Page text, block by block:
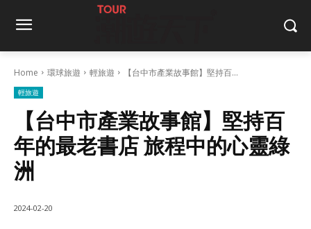
Home 環球旅遊 輕旅遊 【台中市產業故事館】堅持百...
輕旅遊
【台中市產業故事館】堅持百
年的最老書店 旅程中的心靈綠
洲
2024-02-20